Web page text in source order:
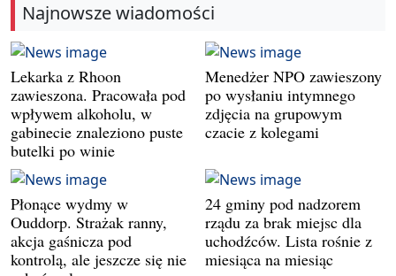
Najnowsze wiadomości
Lekarka z Rhoon
zawieszona. Pracowała pod
wpływem alkoholu, w
gabinecie znaleziono puste
butelki po winie
Menedżer NPO zawieszony
po wysłaniu intymnego
zdjęcia na grupowym
czacie z kolegami
Płonące wydmy w
Ouddorp. Strażak ranny,
akcja gaśnicza pod
kontrolą, ale jeszcze się nie
24 gminy pod nadzorem
rządu za brak miejsc dla
uchodźców. Lista rośnie z
miesiąca na miesiąc